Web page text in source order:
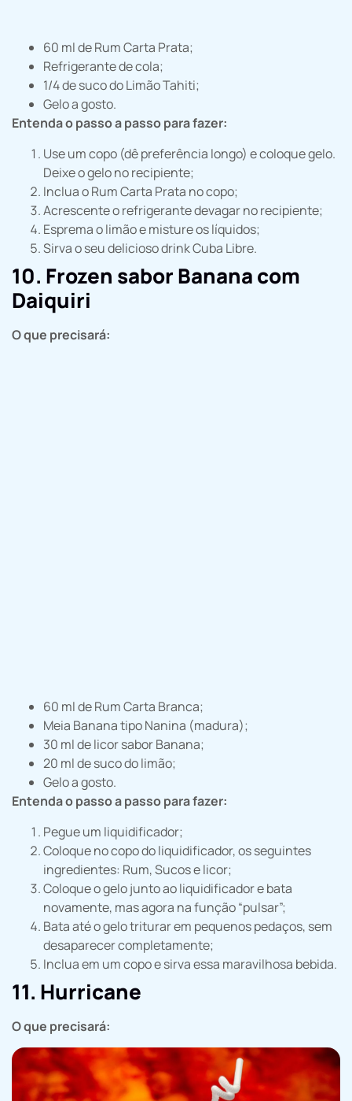
60 ml de Rum Carta Prata;
Refrigerante de cola;
1/4 de suco do Limão Tahiti;
Gelo a gosto.
Entenda o passo a passo para fazer:
Use um copo (dê preferência longo) e coloque gelo.
Deixe o gelo no recipiente;
Inclua o Rum Carta Prata no copo;
Acrescente o refrigerante devagar no recipiente;
Esprema o limão e misture os líquidos;
Sirva o seu delicioso drink Cuba Libre.
10. Frozen sabor Banana com
Daiquiri
O que precisará:
60 ml de Rum Carta Branca;
Meia Banana tipo Nanina (madura);
30 ml de licor sabor Banana;
20 ml de suco do limão;
Gelo a gosto.
Entenda o passo a passo para fazer:
Pegue um liquidificador;
Coloque no copo do liquidificador, os seguintes
ingredientes: Rum, Sucos e licor;
Coloque o gelo junto ao liquidificador e bata
novamente, mas agora na função “pulsar”;
Bata até o gelo triturar em pequenos pedaços, sem
desaparecer completamente;
Inclua em um copo e sirva essa maravilhosa bebida.
11. Hurricane
O que precisará: